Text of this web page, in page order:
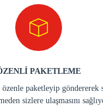
PAKETLEME
paketleyip göndererek
sizlere ulaşmasını